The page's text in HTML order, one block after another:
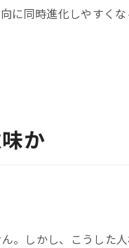
に同時進化しやすくな
か
。しかし、こうした